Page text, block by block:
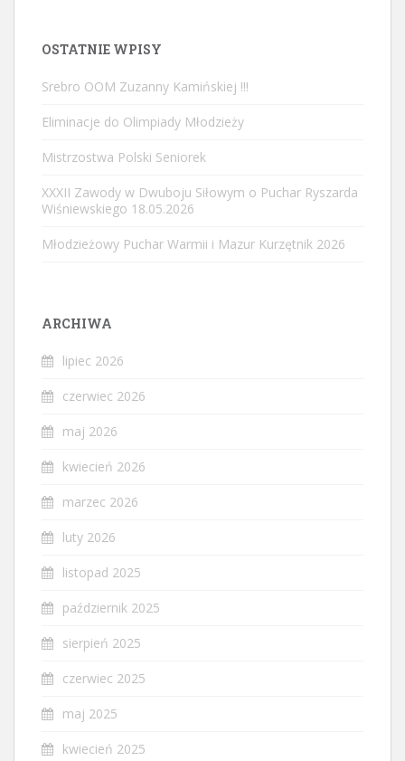
OSTATNIE WPISY
Srebro OOM Zuzanny Kamińskiej !!!
Eliminacje do Olimpiady Młodzieży
Mistrzostwa Polski Seniorek
XXXII Zawody w Dwuboju Siłowym o Puchar Ryszarda
Wiśniewskiego 18.05.2026
Młodzieżowy Puchar Warmii i Mazur Kurzętnik 2026
ARCHIWA
lipiec 2026
czerwiec 2026
maj 2026
kwiecień 2026
marzec 2026
luty 2026
listopad 2025
październik 2025
sierpień 2025
czerwiec 2025
maj 2025
kwiecień 2025